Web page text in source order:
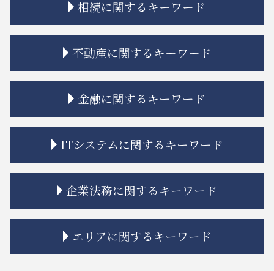
相続に関するキーワード
相続放棄 管理義務
相続 プラスの財産
相続 再婚
連れ子 相続
相続人 認知症
相続人 連絡 取れない
相続 ルール
相続放棄 期間
相続 分割協議書
相続 分割方法
不動産に関するキーワード
立ち退き 拒否
市街地再開発 法律
市街地再開発事業 流れ
不動産トラブル 法律事務所
トラブル 問題
トラブル 解決
市街地再開発 補助金
境界線 相隣関係
金融に関するキーワード
金融 トラブル
金融商品 トラブル
金融 問題点
金融 銀行
金融商品 分類
金融商品 詐欺
ITシステムに関するキーワード
リーガルチェック 必要性
リーガルチェック 顧問弁護士
リーガルチェック 法務
規約 リーガルチェック
企業法務に関するキーワード
企業法務 総務
紛争解決 方法
エリアに関するキーワード